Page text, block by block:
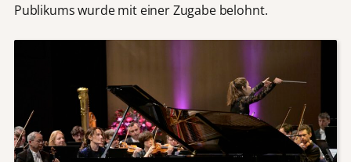
Publikums wurde mit einer Zugabe belohnt.